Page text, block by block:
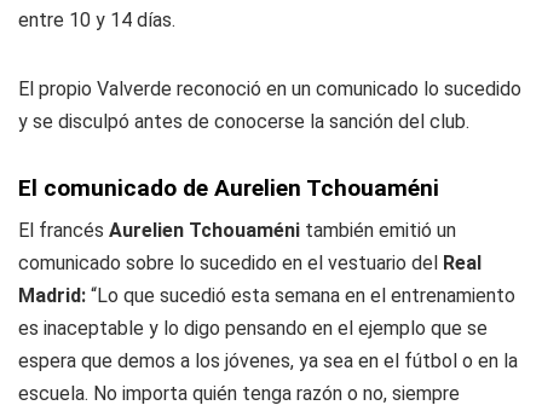
entre 10 y 14 días.
El propio Valverde reconoció en un comunicado lo sucedido
y se disculpó antes de conocerse la sanción del club.
El comunicado de Aurelien Tchouaméni
El francés Aurelien Tchouaméni también emitió un
comunicado sobre lo sucedido en el vestuario del Real
Madrid: “Lo que sucedió esta semana en el entrenamiento
es inaceptable y lo digo pensando en el ejemplo que se
espera que demos a los jóvenes, ya sea en el fútbol o en la
escuela. No importa quién tenga razón o no, siempre